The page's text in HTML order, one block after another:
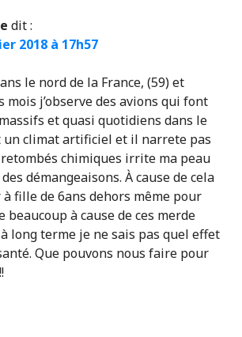
dit :
2018 à 17h57
le nord de la France, (59) et
mois j’observe des avions qui font
et quasi quotidiens dans le
climat artificiel et il narrete pas
chimiques irrite ma peau
démangeaisons. À cause de cela
à fille de 6ans dehors même pour
beaucoup à cause de ces merde
long terme je ne sais pas quel effet
Que pouvons nous faire pour